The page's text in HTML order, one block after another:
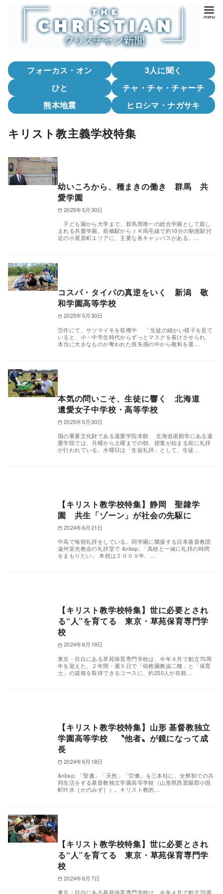
フォーカス・オン
3人に聞く
ひと
チャ・チャ・チャーチ
熊本地震
ヒロシマ・ナガサキ
キリスト教主義学校特集
幼いころから、種まきの働き 群馬 共
愛学園
2025年5月30日
子ども園から大学まで、群馬県唯一の総合学園として親し
まれる共愛学園。前橋駅からＪＲ両毛線で約10分の駒形駅付
近の小屋原町エリアに、主要な各キャンパスがある。…
コスパ・タイパの真逆をいく 新潟 敬
和学園高等学校
2025年5月30日
労作にて、サツマイモを収穫中 「生徒の細かい様子を見て
いると、小・中学生時代からずっとマスクを着けさせられ、
本当に大きなものが奪われた喪失感の中から敬和を選…
本気の問いこそ、生徒に響く 北海道
遺愛女子中学校・高等学校
2025年5月30日
国の重要文化財である遺愛学院本館 北海道函館市にある遺
愛学院では、月曜から土曜までの朝、授業が始まる前に礼拝
が行われている。水曜日は「生徒礼拝」として、生徒…
【キリスト教学校特集】静岡 聖隷学
園 共生「ゾーン」が社会の先駆に
2024年6月21日
中高で毎朝礼拝をしている。同学園に隣接する日本基督教団
遠州栄光教会の礼拝堂で &nbsp; 「高校と一緒に礼拝の時間
をまもりたい」 本校は２００９年、…
【キリスト教学校特集】世に必要とされ
る“人”を育てる 東京・草苑保育専門学
校
2024年6月19日
東京・目白にある草苑保育専門学校は、今年４月で創立70周
年を迎えた。２年間・週５日で「幼稚園教諭二種」と「保育
士」の資格を取得できるコースに、約250人が在籍…
【キリスト教学校特集】山形 基督教独立
学園高等学校 〝他者〟が鏡になって成
長
2024年6月18日
&nbsp; 「聖書」「天然」「労働」を三本柱に、全寮制での共
同生活をする基督教独立学園高等学校（山形県西置賜郡小国
町叶水［かのみず］）。キリスト教的…
【キリスト教学校特集】世に必要とされ
る“人”を育てる 東京・草苑保育専門学
校
2024年6月7日
東京・目白にある草苑保育専門学校は、今年４月で創立70周